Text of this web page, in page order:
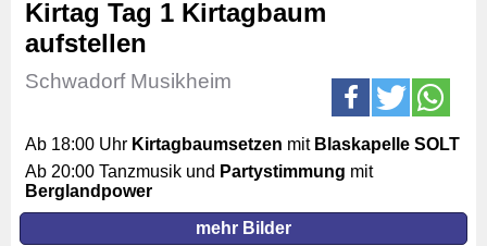
Kirtag Tag 1 Kirtagbaum
aufstellen
Schwadorf Musikheim
Ab 18:00 Uhr Kirtagbaumsetzen mit Blaskapelle SOLT
Ab 20:00 Tanzmusik und Partystimmung mit
Berglandpower
mehr Bilder